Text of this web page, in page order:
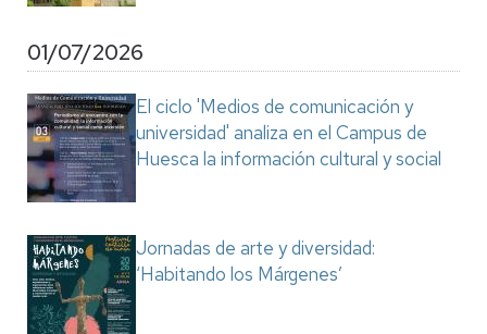
01/07/2026
El ciclo 'Medios de comunicación y
universidad' analiza en el Campus de
Huesca la información cultural y social
Jornadas de arte y diversidad:
‘Habitando los Márgenes’